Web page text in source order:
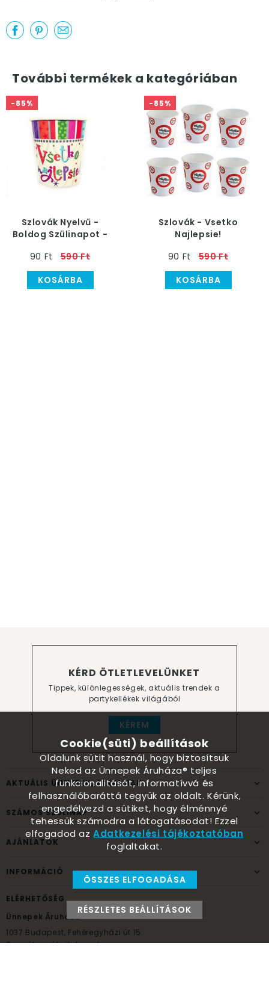
További termékek a kategóriában
-85%
Szlovák Nyelvű -
Boldog Szülinapot -
Pohár
90 Ft
590 Ft
KOSÁRBA
-85%
Szlovák - Vsetko
Najlepsie!
Szülinapi Parti Pohár
90 Ft
590 Ft
KOSÁRBA
KÉRD ÖTLETLEVELÜNKET
Tippek, különlegességek, aktuális trendek a
partykellékek világából
KÉREM
AKTUÁLIS ÜNNEPEK, ALKALMAK
SZÁMOS SZÜLINAP
AJÁNLATOK
INFORMÁCIÓ
ELÉRHETŐSÉG
Ünnepek Áruháza
1037 Budapest, Fehéregyházi út 15.
Személyes átvételi pont
Cookie(süti) beállítások
Oldalunk sütit használ, hogy biztosítsuk
Neked az Ünnepek Áruháza® teljes
funkcionalitását, informatívvá és
felhasználóbaráttá tegyük az oldalt. Kérünk,
engedélyezd a sütiket, hogy élménnyé
tehessük számodra a látogatásodat! Ezzel
elfogadod azAdatkezelési tájékoztatóban
foglaltakat.
ÖSSZES ELFOGADÁSA
RÉSZLETES BEÁLLÍTÁSOK